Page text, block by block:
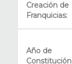
Creación de
Franquicias:
Año de
Constitución